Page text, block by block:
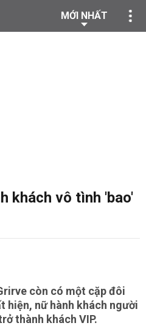
MỚI NHẤT
khách vô tình 'bao'
còn có một cặp đôi
hiện, nữ hành khách người
thành khách VIP.